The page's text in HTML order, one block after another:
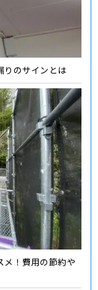
りのサインとは
メ！費用の節約や